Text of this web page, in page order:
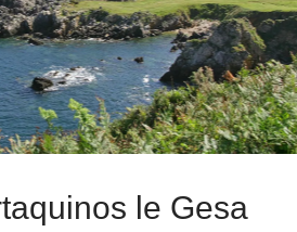
le Gesa